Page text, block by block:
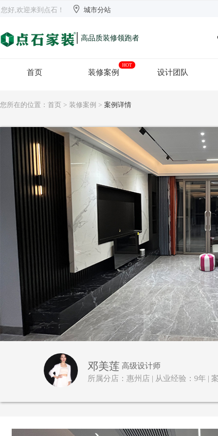
欢迎来到点石  长沙 【切换】
您好,欢迎来到点石！  城市分站
| 高品质装修领跑者
首页 装修案例
HOT
设计团队
您所在的位置： 首页 > 装修案例 > 案例详情
邓美莲 高级设计师
所属分店：惠州店 | 从业经验：9年 |